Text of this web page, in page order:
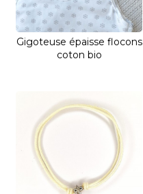
Gigoteuse épaisse flocons
coton bio